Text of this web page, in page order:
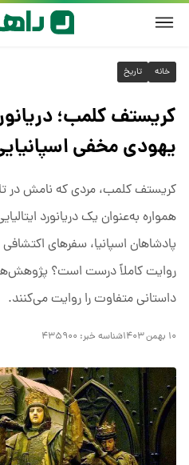
خانه تاریخ
کریستف کلمب؛
یهودی مخفی
کریستف کلمب، مردی که نامش در
همواره به‌عنوان یک دریانورد
پادشاهان اسپانیا، سفرهای اکتشافی
داستانی متفاوت را روایت می‌کنند.
۱۰ بهمن ۱۴۰۳ شناسه خبر: ۴۳۵۹۰۰